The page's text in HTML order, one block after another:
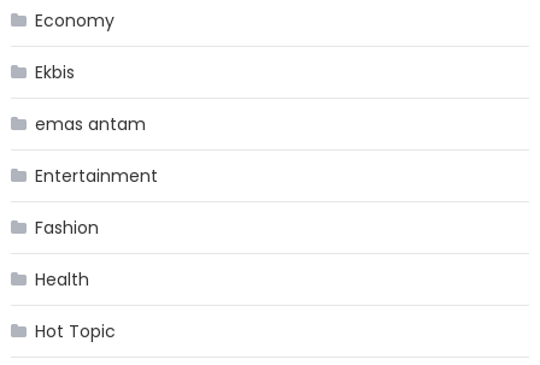
Economy
Ekbis
emas antam
Entertainment
Fashion
Health
Hot Topic